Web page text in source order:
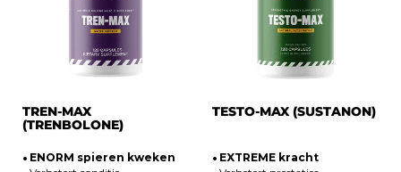
TREN-MAX
(TRENBOLONE)
ENORM spieren kweken
TESTO-MAX (SUSTANON)
EXTREME kracht